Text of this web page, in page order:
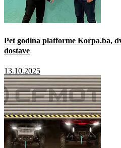
Pet godina platforme Korpa.ba,
dostave
13.10.2025